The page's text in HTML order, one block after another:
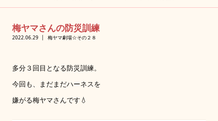
梅ヤマさんの防災訓練
2022.06.29 梅ヤマ劇場☆その２８
多分３回目となる防災訓練。
今回も、まだまだハーネスを
嫌がる梅ヤマさんです💧